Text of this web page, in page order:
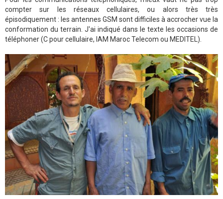
compter sur les réseaux cellulaires, ou alors très très
épisodiquement : les antennes GSM sont difficiles à accrocher vue la
conformation du terrain. J'ai indiqué dans le texte les occasions de
téléphoner (C pour cellulaire, IAM Maroc Telecom ou MEDITEL).